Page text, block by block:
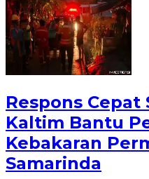
Respons Cepat
Kaltim Bantu
Kebakaran
Samarinda